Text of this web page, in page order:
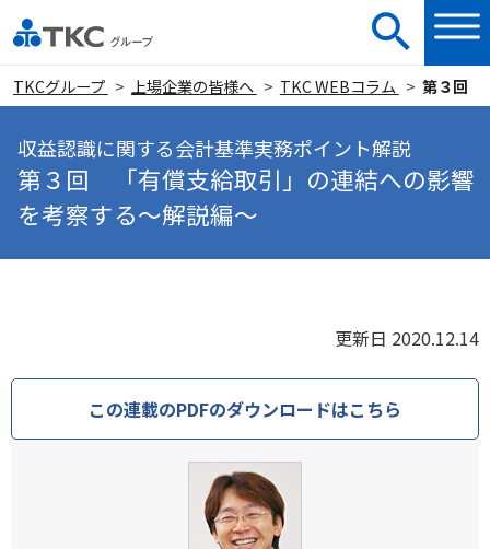
TKCグループ 上場企業の皆様へ TKC WEBコラム 第３回
収益認識に関する会計基準実務ポイント解説
第３回 「有償支給取引」の連結への影響
を考察する～解説編～
更新日 2020.12.14
この連載のPDFのダウンロードはこちら